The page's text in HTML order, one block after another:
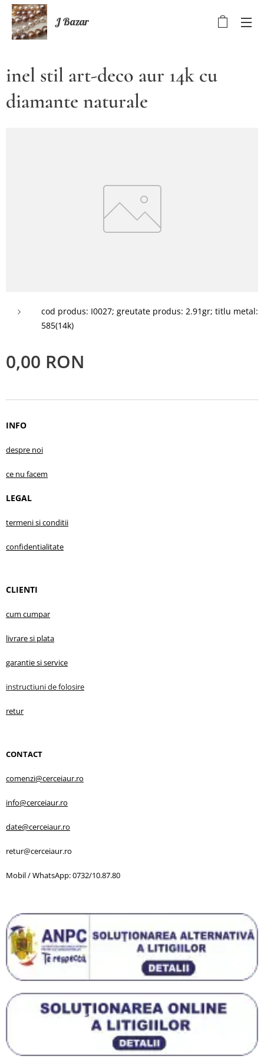
J Bazar
inel stil art-deco aur 14k cu
diamante naturale
cod produs: I0027; greutate produs: 2.91gr; titlu metal:
585(14k)
0,00 RON
INFO
despre noi
ce nu facem
LEGAL
termeni si conditii
confidentialitate
CLIENTI
cum cumpar
livrare si plata
garantiesi service
instructiuni de folosire
retur
CONTACT
comenzi@cerceiaur.ro
info@cerceiaur.ro
date@cerceiaur.ro
retur@cerceiaur.ro
Mobil / WhatsApp: 0732/10.87.80